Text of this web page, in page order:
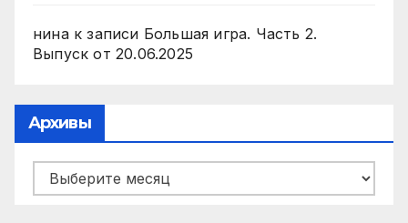
нинак записи Большая игра. Часть 2.
Выпуск от 20.06.2025
Архивы
Архивы